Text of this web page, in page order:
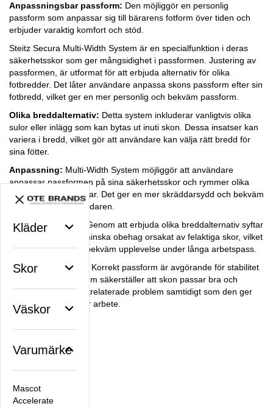
Kläder
Skor
Väskor
Varumärke
Mascot
Accelerate
Anpassningsbar passform: Den möjliggör en personlig
passform som anpassar sig till bärarens fotform över tiden och
erbjuder varaktig komfort och stöd.
Steitz Secura Multi-Width System är en specialfunktion i deras
säkerhetsskor som ger mångsidighet i passformen. Justering av
passformen, är utformat för att erbjuda alternativ för olika
fotbredder. Det låter användare anpassa skons passform efter sin
fotbredd, vilket ger en mer personlig och bekväm passform.
Olika breddalternativ: Detta system inkluderar vanligtvis olika
sulor eller inlägg som kan bytas ut inuti skon. Dessa insatser kan
variera i bredd, vilket gör att användare kan välja rätt bredd för
sina fötter.
Anpassning: Multi-Width System möjliggör att användare
anpassar passformen på sina säkerhetsskor och rymmer olika
fotformer och storlekar. Det ger en mer skräddarsydd och bekväm
upplevelse för användaren.
Förbättrad komfort: Genom att erbjuda olika breddalternativ syftar
detta system till att minska obehag orsakat av felaktiga skor, vilket
säkerställer en mer bekväm upplevelse under långa arbetspass.
Stöd och stabilitet:
Korrekt passform är avgörande för stabilitet
och stöd. Detta system säkerställer att skon passar bra och
minskar risken för fotrelaterade problem samtidigt som den ger
bättre stabilitet under arbete.
FacebookEmail
OFFICER30S1